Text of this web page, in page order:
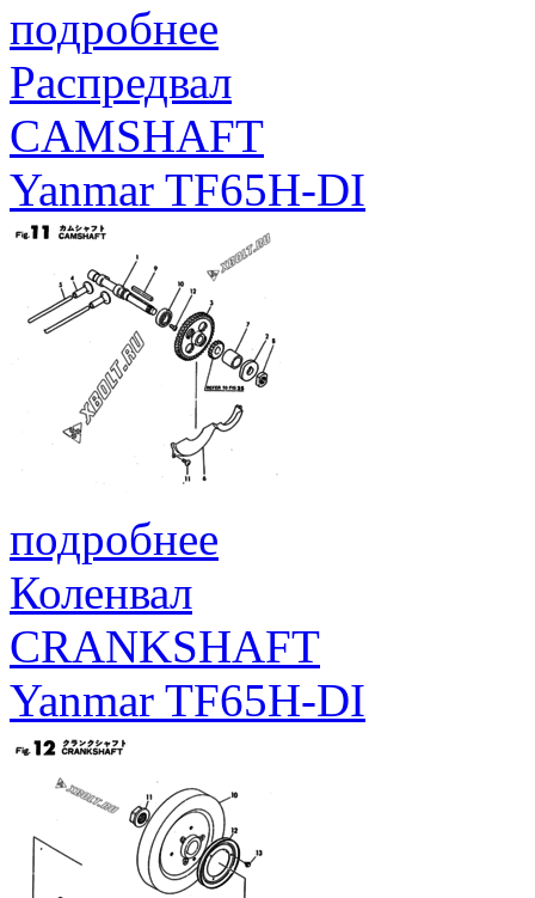
подробнее
Распредвал
CAMSHAFT
Yanmar TF65H-DI
подробнее
Коленвал
CRANKSHAFT
Yanmar TF65H-DI